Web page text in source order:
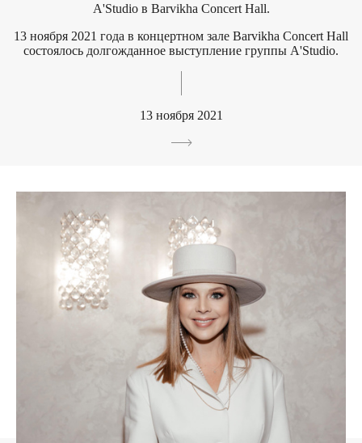
A'Studio в Barvikha Concert Hall.
13 ноября 2021 года в концертном зале Barvikha Concert Hall
состоялось долгожданное выступление группы A'Studio.
13 ноября 2021